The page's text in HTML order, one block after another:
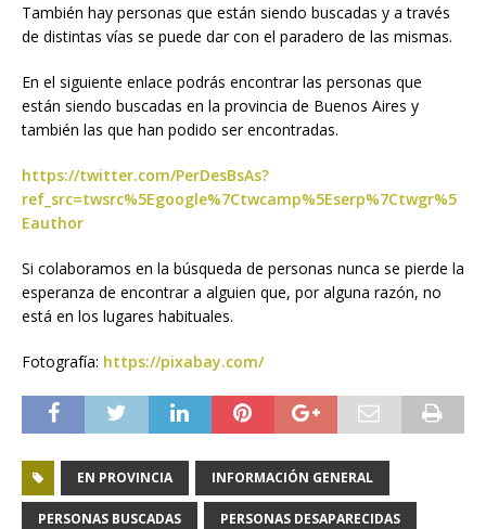
También hay personas que están siendo buscadas y a través
de distintas vías se puede dar con el paradero de las mismas.
En el siguiente enlace podrás encontrar las personas que
están siendo buscadas en la provincia de Buenos Aires y
también las que han podido ser encontradas.
https://twitter.com/PerDesBsAs?
ref_src=twsrc%5Egoogle%7Ctwcamp%5Eserp%7Ctwgr%5
Eauthor
Si colaboramos en la búsqueda de personas nunca se pierde la
esperanza de encontrar a alguien que, por alguna razón, no
está en los lugares habituales.
Fotografía: https://pixabay.com/
EN PROVINCIA INFORMACIÓN GENERAL
PERSONAS BUSCADAS PERSONAS DESAPARECIDAS